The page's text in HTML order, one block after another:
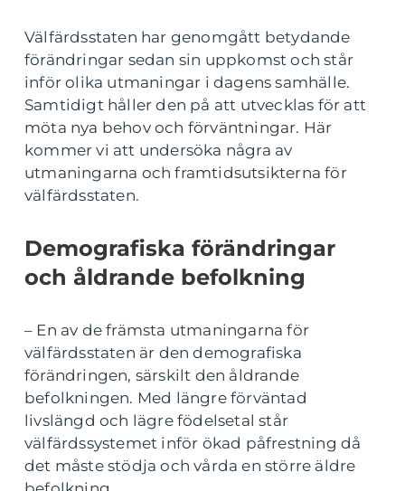
Välfärdsstaten har genomgått betydande
förändringar sedan sin uppkomst och står
inför olika utmaningar i dagens samhälle.
Samtidigt håller den på att utvecklas för att
möta nya behov och förväntningar. Här
kommer vi att undersöka några av
utmaningarna och framtidsutsikterna för
välfärdsstaten.
Demografiska förändringar
och åldrande befolkning
– En av de främsta utmaningarna för
välfärdsstaten är den demografiska
förändringen, särskilt den åldrande
befolkningen. Med längre förväntad
livslängd och lägre födelsetal står
välfärdssystemet inför ökad påfrestning då
det måste stödja och vårda en större äldre